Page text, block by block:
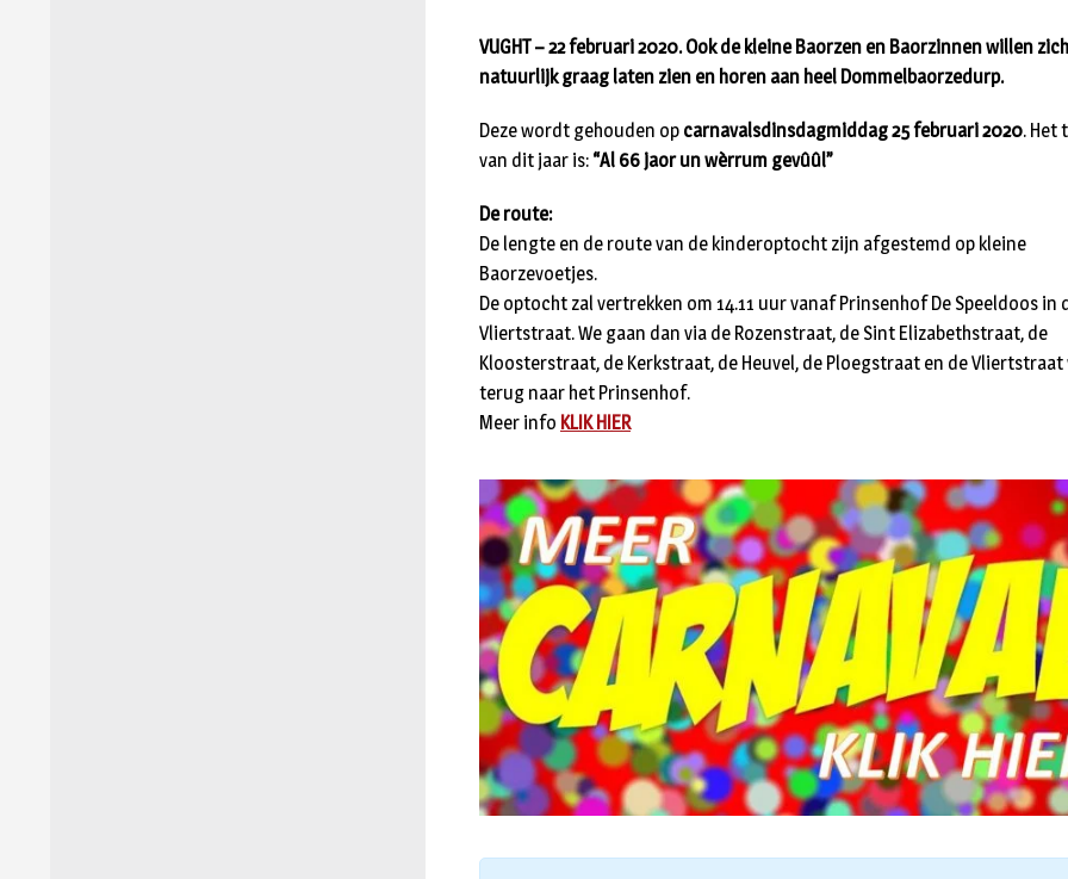
VUGHT – 22 februari 2020. Ook de kleine Baorzen en Baorzinnen willen zich
natuurlijk graag laten zien en horen aan heel Dommelbaorzedurp.
Deze wordt gehouden op carnavalsdinsdagmiddag 25 februari 2020. Het
van dit jaar is: “Al 66 jaor un wèrrum gevûûl”
De route:
De lengte en de route van de kinderoptocht zijn afgestemd op kleine
Baorzevoetjes.
De optocht zal vertrekken om 14.11 uur vanaf Prinsenhof De Speeldoos in
Vliertstraat. We gaan dan via de Rozenstraat, de Sint Elizabethstraat, de
Kloosterstraat, de Kerkstraat, de Heuvel, de Ploegstraat en de Vliertstraat
terug naar het Prinsenhof.
Meer info KLIK HIER